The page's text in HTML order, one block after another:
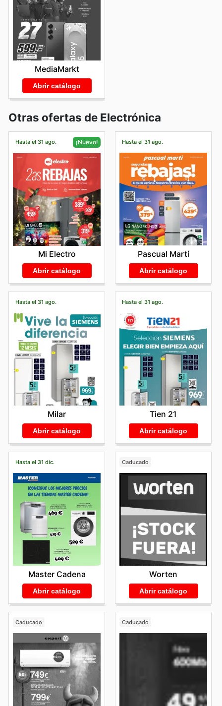
MediaMarkt
Abrir catálogo
Otras ofertas de Electrónica
Hasta el 31 ago. ¡Nuevo!
Mi Electro
Abrir catálogo
Hasta el 31 ago.
Pascual Martí
Abrir catálogo
Hasta el 31 ago.
Milar
Abrir catálogo
Hasta el 31 ago.
Tien 21
Abrir catálogo
Hasta el 31 dic.
Master Cadena
Abrir catálogo
Caducado
Worten
Abrir catálogo
Caducado Caducado